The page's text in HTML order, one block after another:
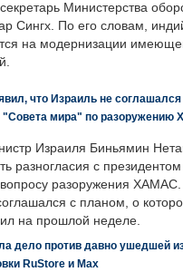
Министерства
Сингх. По его словам,
на модернизации
что Израиль не
"Совета мира" по
Израиля Биньямин
разногласия с
разоружения ХАМАС.
с планом, о
на прошлой неделе.
дело против давно ушедшей
RuStore и Max